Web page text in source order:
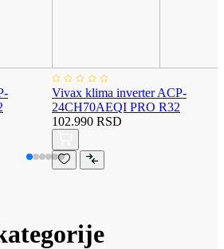
Vivax klima inverter ACP-
24CH70AEQI PRO R32
102.990 RSD